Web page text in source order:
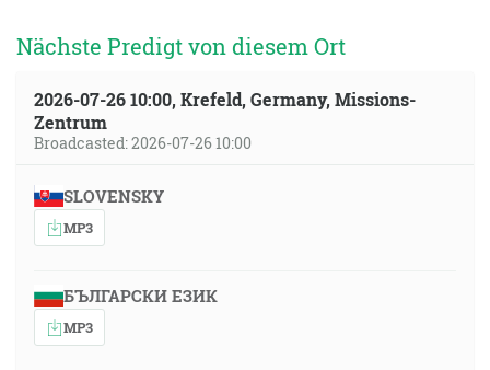
Nächste Predigt von diesem Ort
2026-07-26 10:00, Krefeld, Germany, Missions-
Zentrum
Broadcasted: 2026-07-26 10:00
SLOVENSKY
MP3
БЪЛГАРСКИ ЕЗИК
MP3